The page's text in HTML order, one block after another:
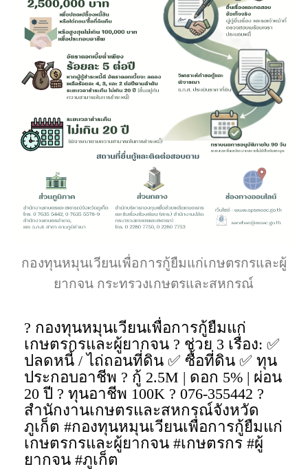
กองทุนหมุนเวียนเพื่อการกู้ยืมแก่เกษตรกรและผู้
ยากจน กระทรวงเกษตรและสหกรณ์
? กองทุนหมุนเวียนเพื่อการกู้ยืมแก่
เกษตรกรและผู้ยากจน ? ช่วย 3 เรื่อง: ✅
ปลดหนี้ / ไถ่ถอนที่ดิน ✅ ซื้อที่ดิน ✅ ทุน
ประกอบอาชีพ ? กู้ 2.5M | ดอก 5% | ผ่อน
20 ปี ? ทุนอาชีพ 100K ? 076-355442 ?
สำนักงานเกษตรและสหกรณ์จังหวัด
ภูเก็ต #กองทุนหมุนเวียนเพื่อการกู้ยืมแก่
เกษตรกรและผู้ยากจน #เกษตรกร #ผู้
ยากจน #ภูเก็ต